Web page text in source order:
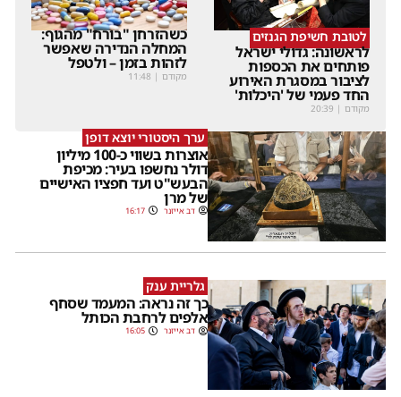
לטובת חשיפת הגנזים
לראשונה: גדולי ישראל
פותחים את הכספות
לציבור במסגרת האירוע
החד פעמי של 'היכלות'
מקודם |
20:39
כשהזרחן "בורח" מהגוף:
המחלה הנדירה שאפשר
לזהות בזמן – ולטפל
מקודם |
11:48
ערך היסטורי יוצא דופן
אוצרות בשווי כ-100 מיליון
דולר נחשפו בעיר: מכיפת
הבעש"ט ועד חפציו האישיים
של מרן
דב אייזנר 16:17
גלריית ענק
כך זה נראה: המעמד שסחף
אלפים לרחבת הכותל
דב אייזנר 16:05